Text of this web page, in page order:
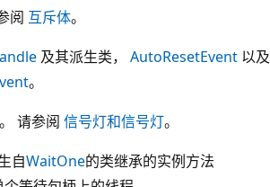
阅 互斥体。
及其派生类， AutoResetEvent 以及
。
请参阅 信号灯和信号灯。
自WaitOne的类继承的实例方法